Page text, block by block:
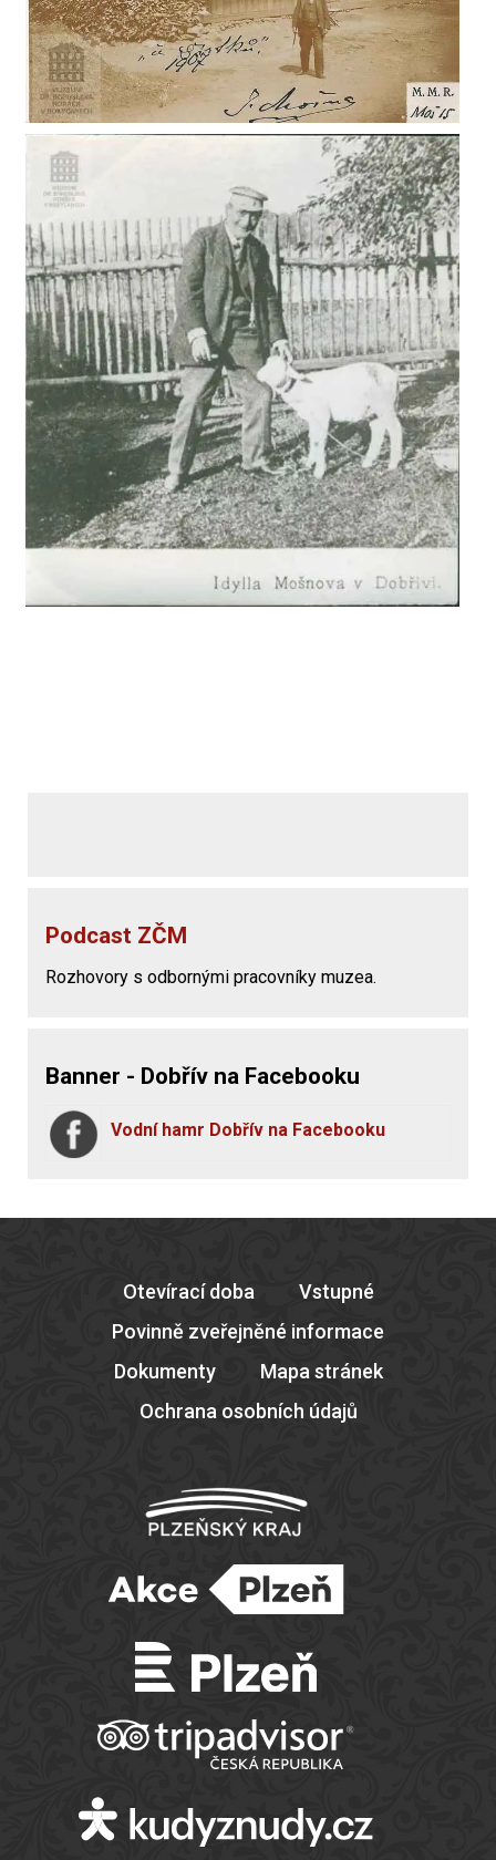
Podcast ZČM
Rozhovory s odbornými pracovníky muzea.
Banner - Dobřív na Facebooku
Vodní hamr Dobřív na Facebooku
Otevírací doba
Vstupné
Povinně zveřejněné informace
Dokumenty
Mapa stránek
Ochrana osobních údajů